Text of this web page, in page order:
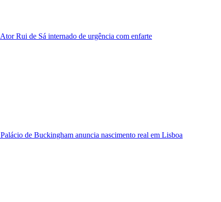
Ator Rui de Sá internado de urgência com enfarte
Palácio de Buckingham anuncia nascimento real em Lisboa